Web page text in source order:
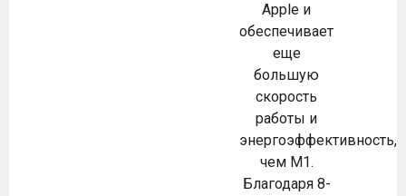
Apple и
обеспечивает
еще
большую
скорость
работы и
энергоэффективность,
чем M1.
Благодаря 8-